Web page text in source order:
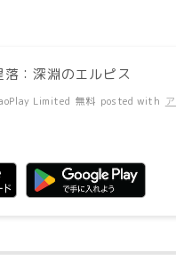
落：深淵のエルピス
Limited 無料 posted with